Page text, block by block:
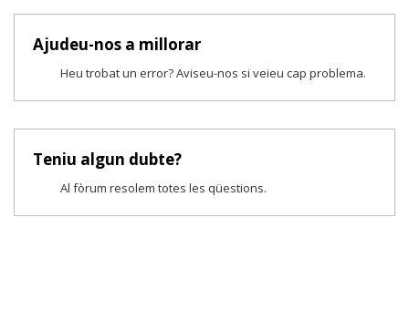
Ajudeu-nos a millorar
Heu trobat un error? Aviseu-nos si veieu cap problema.
Teniu algun dubte?
Al fòrum resolem totes les qüestions.